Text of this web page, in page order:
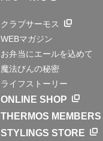
クラブサーモス
WEBマガジン
お弁当にエールを込めて
魔法びんの秘密
ライフストーリー
ONLINE SHOP
THERMOS MEMBERS
STYLINGS STORE